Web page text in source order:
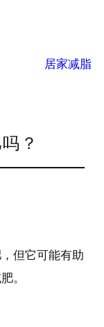
居家减脂
？
但它可能有助
。